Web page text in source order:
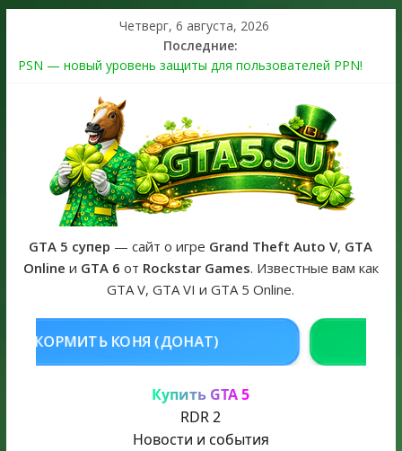
Четверг, 6 августа, 2026
Последние:
PSN — новый уровень защиты для пользователей PPN!
The Kortz Center Heist выйдет в GTA Online уже 14 июля
Регистрация в Rockstar Games Social Club ошибка #1.500.7:
как зарегистрировать аккаунт и войти без проблем в 2026
Получайте особые награды в GTA Online по программе
Fine Art Collector
GTA 6 официальная обложка игры и Предзаказ Grand Theft
Auto VI
GTA 5 супер — сайт о игре Grand Theft Auto V, GTA
Online и GTA 6 от Rockstar Games. Известные вам как
GTA V, GTA VI и GTA 5 Online.
(ДОНАТ)
Купить GTA 5
RDR 2
Новости и события